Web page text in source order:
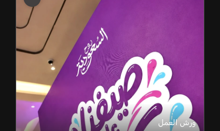
ورش العمل